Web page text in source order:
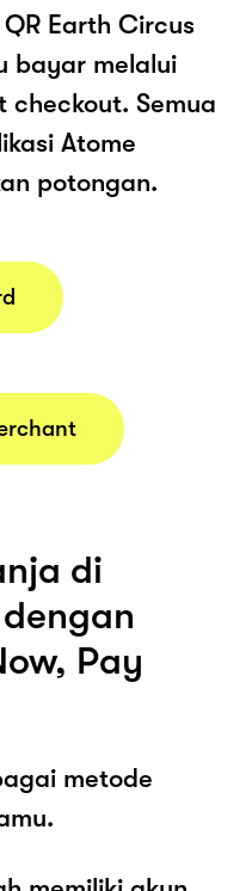
Earth Circus
bayar melalui
checkout. Semua
Atome
potongan.
di
Pay
metode